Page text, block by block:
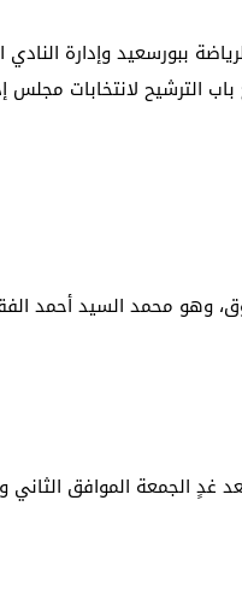
ببورسعيد وإدارة
الترشيح لانتخابات مجلس
وهو محمد السيد أحمد
غدٍ الجمعة الموافق الثاني